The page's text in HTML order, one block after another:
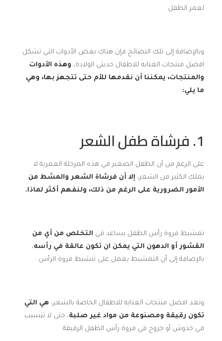
لعمر الطفل.
وبالإضافة إلى تلك النصائح فإن هناك بعض الأدوات التي تشكل
افضل منتجات العنايه للاطفال حديثي الولادة، وهذه الأدوات
والمنتجات، يمكننا أن نقدمها للأم حتى تتجهز بها، وهي
ما يلي:
1. فرشاة طفل الشعر
على الرغم من أن الطفل الصغير في هذه المرحلة العمرية لا
يملك الكثير من الشعر، إلا أن فرشاة الشعر والمشط من
الأمور الضرورية على الرغم من ذلك، ولنفهم أكثر لماذا.
تمشيط فروة رأس الطفل يساعد في التخلص من أي من
القشور أو الدهون التي يمكن ان تكون عالقة في رأسه،
بالإضافة إلى أن التمشيط يعمل على تنشيط فروة الرأس.
وتعد افضل منتجات العنايه للاطفال الخاصة بالشعر، هي التي
تكون رقيقة ومصنوعة من مواد غير صلبة، حتى لا تتسبب
في خدوش أو جروح في فروة رأس الطفل الرقيقة.